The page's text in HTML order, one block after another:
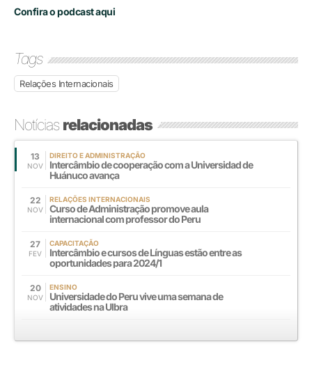
Confira o podcast aqui
Tags
Relações Internacionais
Notíciasrelacionadas
13
NOV
DIREITO E ADMINISTRAÇÃO
Intercâmbio de cooperação com a Universidad de
Huánuco avança
22
NOV
RELAÇÕES INTERNACIONAIS
Curso de Administração promove aula
internacional com professor do Peru
27
FEV
CAPACITAÇÃO
Intercâmbio e cursos de Línguas estão entre as
oportunidades para 2024/1
20
NOV
ENSINO
Universidade do Peru vive uma semana de
atividades na Ulbra